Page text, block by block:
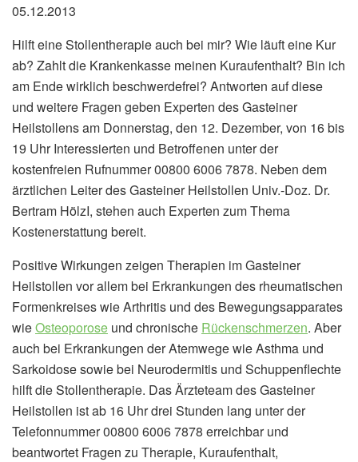
05.12.2013
Hilft eine Stollentherapie auch bei mir? Wie läuft eine Kur
ab? Zahlt die Krankenkasse meinen Kuraufenthalt? Bin ich
am Ende wirklich beschwerdefrei? Antworten auf diese
und weitere Fragen geben Experten des Gasteiner
Heilstollens am Donnerstag, den 12. Dezember, von 16 bis
19 Uhr Interessierten und Betroffenen unter der
kostenfreien Rufnummer 00800 6006 7878. Neben dem
ärztlichen Leiter des Gasteiner Heilstollen Univ.-Doz. Dr.
Bertram HölzI, stehen auch Experten zum Thema
Kostenerstattung bereit.
Positive Wirkungen zeigen Therapien im Gasteiner
Heilstollen vor allem bei Erkrankungen des rheumatischen
Formenkreises wie Arthritis und des Bewegungsapparates
wieOsteoporose und chronische Rückenschmerzen. Aber
auch bei Erkrankungen der Atemwege wie Asthma und
Sarkoidose sowie bei Neurodermitis und Schuppenflechte
hilft die Stollentherapie. Das Ärzteteam des Gasteiner
Heilstollen ist ab 16 Uhr drei Stunden lang unter der
Telefonnummer 00800 6006 7878 erreichbar und
beantwortet Fragen zu Therapie, Kuraufenthalt,